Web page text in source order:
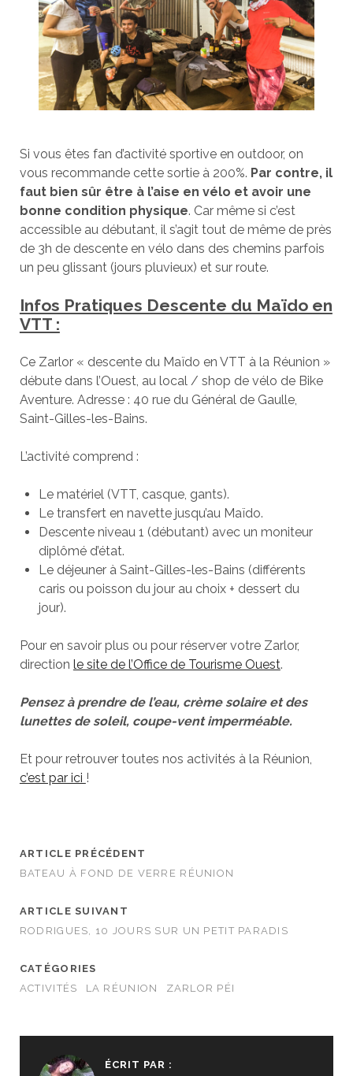
Si vous êtes fan d’activité sportive en outdoor, on
vous recommande cette sortie à 200%. Par contre, il
faut bien sûr être à l’aise en vélo et avoir une
bonne condition physique. Car même si c’est
accessible au débutant, il s’agit tout de même de près
de 3h de descente en vélo dans des chemins parfois
un peu glissant (jours pluvieux) et sur route.
Infos Pratiques Descente du Maïdo en
VTT :
Ce Zarlor « descente du Maïdo en VTT à la Réunion »
débute dans l’Ouest, au local / shop de vélo de Bike
Aventure. Adresse : 40 rue du Général de Gaulle,
Saint-Gilles-les-Bains.
L’activité comprend :
Le matériel (VTT, casque, gants).
Le transfert en navette jusqu’au Maïdo.
Descente niveau 1 (débutant) avec un moniteur
diplômé d’état.
Le déjeuner à Saint-Gilles-les-Bains (différents
caris ou poisson du jour au choix + dessert du
jour).
Pour en savoir plus ou pour réserver votre Zarlor,
direction le site de l’Office de Tourisme Ouest.
Pensez à prendre de l’eau, crème solaire et des
lunettes de soleil, coupe-vent imperméable.
Et pour retrouver toutes nos activités à la Réunion,
c’est par ici !
ARTICLE PRÉCÉDENT
BATEAU À FOND DE VERRE RÉUNION
ARTICLE SUIVANT
RODRIGUES, 10 JOURS SUR UN PETIT PARADIS
CATÉGORIES
ACTIVITÉS
LA RÉUNION ZARLOR PÉI
ÉCRIT PAR :